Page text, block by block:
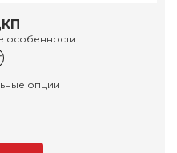
особенности
опции